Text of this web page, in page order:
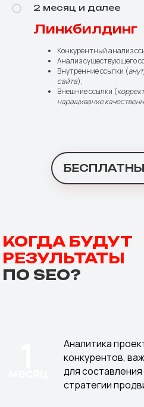
2 месяц и далее
Линкбилдинг
Конкурентный анализ
Анализ существующего
Внутренние ссылки (
сайта);
Внешние ссылки (
наращивание
КОГДА БУДУТ
РЕЗУЛЬТАТЫ
ПО SEO?
Аналитика
конкурентов,
для
стратегии